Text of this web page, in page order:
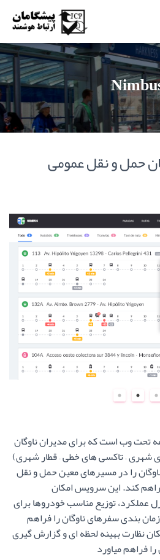
حمل و نقل عمومی
تحت وب است که برای مدیران ناوگان
شهری – تاکسی های خطی – قطار شهری)
را در مسیرهای معین حمل و نقل
کند. این سرویس امکان
عملکرد، توزیع مناسب خودروها برای
بندی سفرهای ناوگان را فراهم
نظارت بهینه لحظه ای و گزارش‌ گیری
فراهم میاورد